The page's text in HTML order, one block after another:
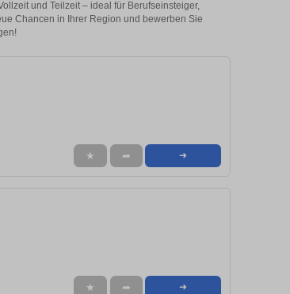
und Teilzeit – ideal für Berufseinsteiger,
Chancen in Ihrer Region und bewerben Sie
★ ➦ ➜
★ ➦ ➜